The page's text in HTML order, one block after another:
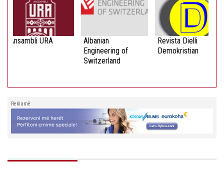
Ansambli URA
Albanian
Engineering of
Switzerland
Revista Dielli
Demokristian
Reklamë